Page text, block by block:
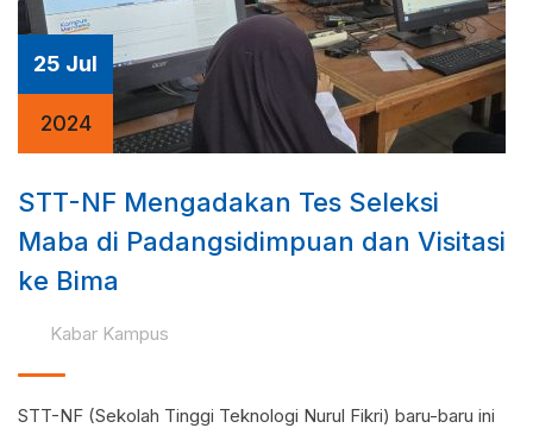
25 Jul
2024
STT-NF Mengadakan Tes Seleksi
Maba di Padangsidimpuan dan Visitasi
ke Bima
Kabar Kampus
STT-NF (Sekolah Tinggi Teknologi Nurul Fikri) baru-baru ini